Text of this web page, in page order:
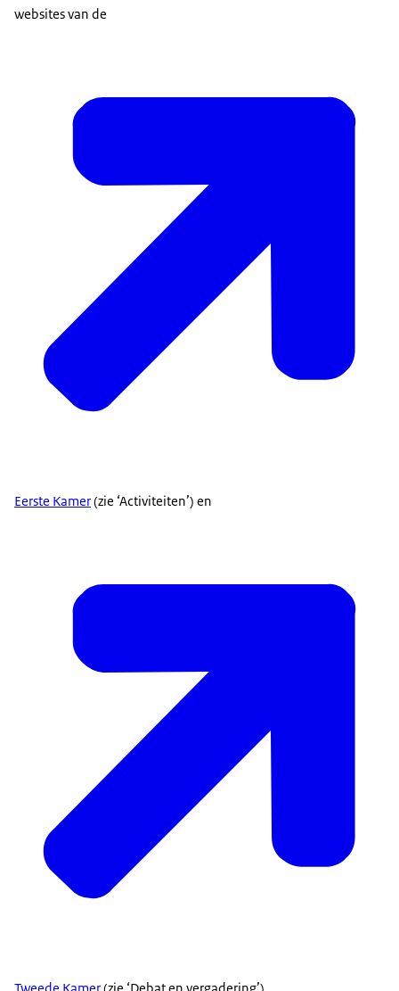
websites van de
Eerste Kamer(zie ‘Activiteiten’) en